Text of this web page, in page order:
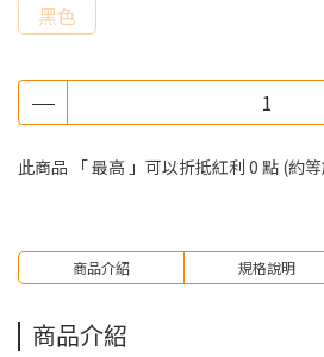
黑色
此商品 「 最高 」可以折抵紅利 0 點 (約
商品介紹 規格說明
商品介紹